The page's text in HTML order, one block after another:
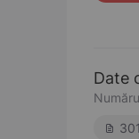
Date